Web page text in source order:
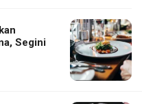
Segini